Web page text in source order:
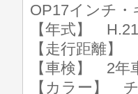
OP17インチ
【年式】
【走行距離】
【車検】 2年
【カラー】